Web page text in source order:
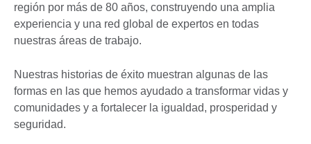
región por más de 80 años, construyendo una amplia
experiencia y una red global de expertos en todas
nuestras áreas de trabajo.
Nuestras historias de éxito muestran algunas de las
formas en las que hemos ayudado a transformar vidas y
comunidades y a fortalecer la igualdad, prosperidad y
seguridad.